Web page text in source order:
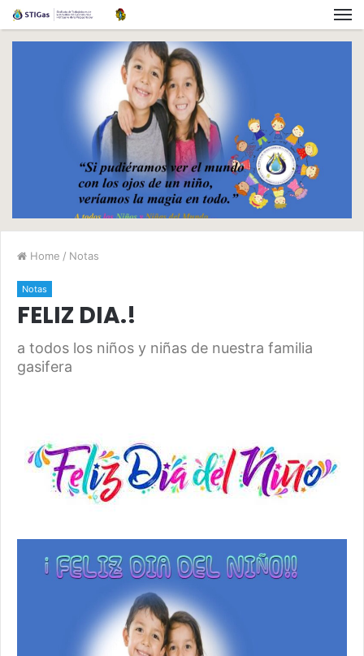
Home / Notas
Notas
FELIZ DIA.!
a todos los niños y niñas de nuestra familia
gasifera